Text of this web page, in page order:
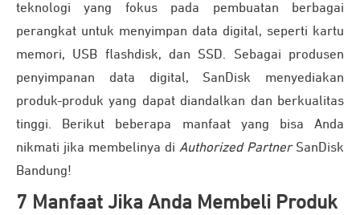
teknologi yang fokus pada pembuatan berbagai
perangkat untuk menyimpan data digital, seperti kartu
memori, USB flashdisk, dan SSD. Sebagai produsen
penyimpanan data digital, SanDisk menyediakan
produk-produk yang dapat diandalkan dan berkualitas
tinggi. Berikut beberapa manfaat yang bisa Anda
nikmati jika membelinya di Authorized PartnerSanDisk
Bandung!
7 Manfaat Jika Anda Membeli Produk